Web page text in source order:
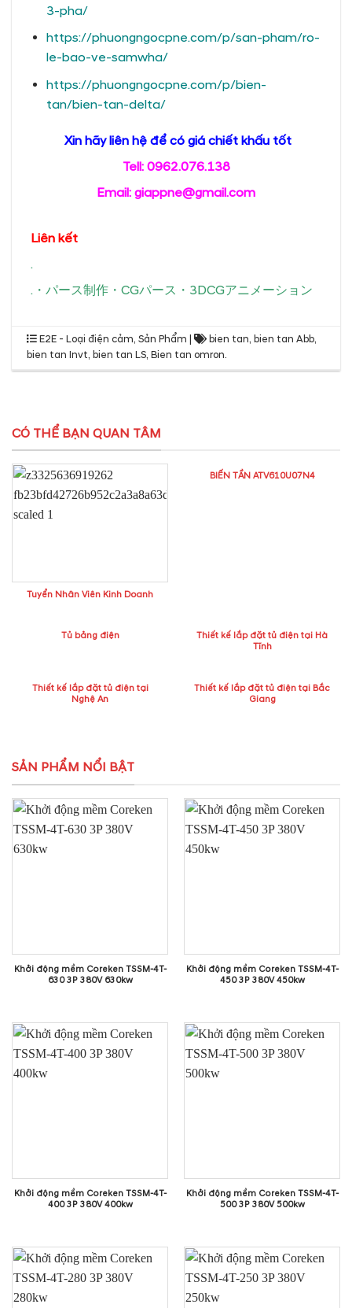
3-pha/
https://phuongngocpne.com/p/san-pham/ro-
le-bao-ve-samwha/
https://phuongngocpne.com/p/bien-
tan/bien-tan-delta/
Xin hãy liên hệ để có giá chiết khấu tốt
Tell: 0962.076.138
Email: giappne@gmail.com
Liên kết
.
. ・ パース制作 ・ CGパース ・ 3DCGアニメーション
E2E - Loại điện cảm,Sản Phẩm | bien tan, bien tan Abb,
bien tan Invt, bien tan LS,Bien tan omron.
CÓ THỂ BẠN QUAN TÂM
Tuyển Nhân Viên Kinh Doanh
BIẾN TẦN ATV610U07N4
Tủ bảng điện
Thiết kế lắp đặt tủ điện tại Hà
Tĩnh
Thiết kế lắp đặt tủ điện tại
Nghệ An
Thiết kế lắp đặt tủ điện tại Bắc
Giang
SẢN PHẨM NỔI BẬT
Khởi động mềm Coreken TSSM-4T-
630 3P 380V 630kw
Khởi động mềm Coreken TSSM-4T-
450 3P 380V 450kw
Khởi động mềm Coreken TSSM-4T-
400 3P 380V 400kw
Khởi động mềm Coreken TSSM-4T-
500 3P 380V 500kw